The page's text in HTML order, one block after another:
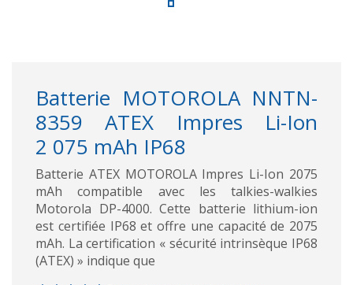
Batterie MOTOROLA NNTN-
8359 ATEX Impres Li-Ion
2 075 mAh IP68
Batterie ATEX MOTOROLA Impres Li-Ion 2075
mAh compatible avec les talkies-walkies
Motorola DP-4000. Cette batterie lithium-ion
est certifiée IP68 et offre une capacité de 2075
mAh. La certification « sécurité intrinsèque IP68
(ATEX) » indique que